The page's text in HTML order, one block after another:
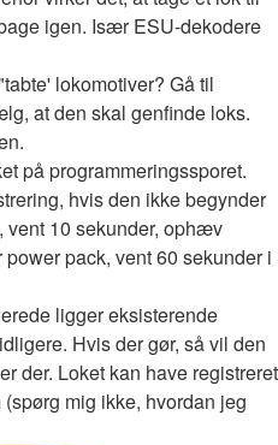
igen. Især ESU-dekodere
lokomotiver? Gå til
at den skal genfinde loks.
på programmeringssporet.
hvis den ikke begynder
vent 10 sekunder, ophæv
pack, vent 60 sekunder i
ligger eksisterende
Hvis der gør, så vil den
der. Loket kan have registreret
mig ikke, hvordan jeg